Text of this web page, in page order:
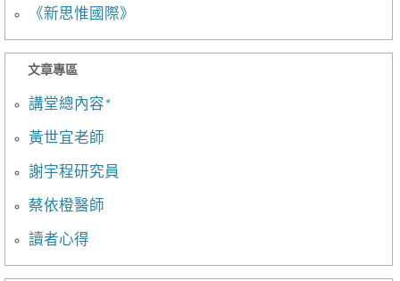
《新思惟國際》
文章專區
講堂總內容*
黃世宜老師
謝宇程研究員
蔡依橙醫師
讀者心得